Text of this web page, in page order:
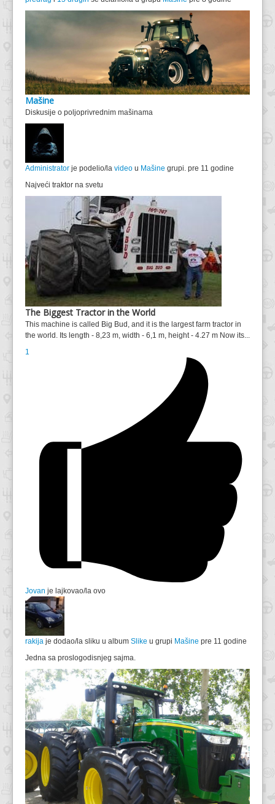
Mašine
Diskusije o poljoprivrednim mašinama
Administrator je podelio/la video u Mašine grupi. pre 11 godine
Najveći traktor na svetu
The Biggest Tractor in the World
This machine is called Big Bud, and it is the largest farm tractor in
the world. Its length - 8,23 m, width - 6,1 m, height - 4.27 m Now its...
1
Jovan je lajkovao/la ovo
rakija je dodao/la sliku u album Slike u grupi Mašine pre 11 godine
Jedna sa proslogodisnjeg sajma.